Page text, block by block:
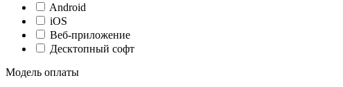
Android
iOS
Веб-приложение
Десктопный софт
Модель оплаты